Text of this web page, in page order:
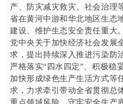
产、防灾减灾救灾、社会治理
省在黄河中游和华北地区生态
建设、维护生态安全责任重大
党中央关于加快经济社会发展
求，提出持续深入推进污染防
严格落实“四水四定”、积极稳
加快形成绿色生产生活方式等
求，力求牵引带动全省贯彻总
重点领域风险，守牢安全生产